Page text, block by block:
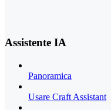
Assistente IA
Panoramica
Usare Craft Assistant